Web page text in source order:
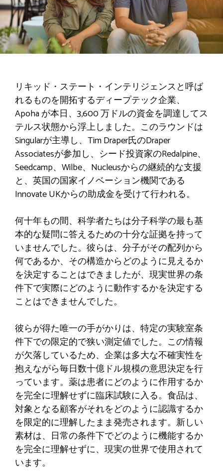
リキッド・ステート・インテリジェンスと呼ば
れるものを開拓するディープテック企業、
Apoha が本日、3,600 万ドルの資金を調達してス
テルス状態から浮上しました。このラウンドは
Singularが主導し、Tim Draper氏のDraper
Associatesが参加し、シード投資家のRedalpine、
Seedcamp、Wilbe、Nucleusからの継続的な支援
と、英国の国家イノベーション機関である
Innovate UKからの助成金を受けて行われる。
何十年もの間、科学者たちは分子科学の最も基
本的な疑問に答えるための十分な証拠を持って
いませんでした。彼らは、分子がその配列から
何であるか、その構造からどのように見えるか
を決定することはできましたが、現実世界の条
件下で実際にどのように動作するかを決定する
ことはできませんでした。
彼らが得た唯一の手がかりは、特定の実験室条
件下での限定的で狭い測定値でした。この情報
が欠落しているため、企業は多大な不確実性を
抱えながら毎日数十億ドル規模の意思決定を行
っています。薬は患者にどのように作用するか
を完全に理解せずに臨床試験に入る。食品は、
対象となる顧客がそれをどのように認識するか
を限定的に理解したまま発売されます。新しい
素材は、日常の条件下でどのように機能するか
を完全に理解せずに、現実の世界で使用されて
います。